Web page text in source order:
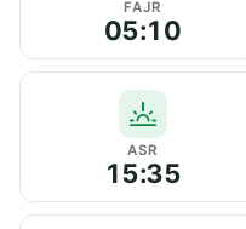
FAJR
05:10
ASR
15:35